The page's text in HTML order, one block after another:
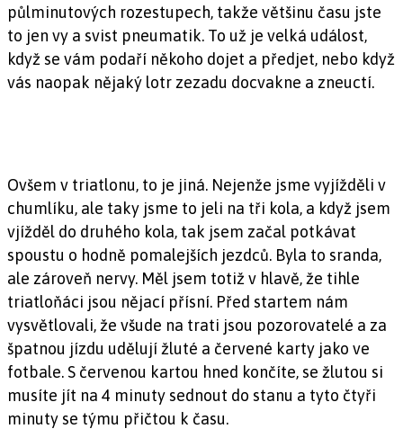
půlminutových rozestupech, takže většinu času jste
to jen vy a svist pneumatik. To už je velká událost,
když se vám podaří někoho dojet a předjet, nebo když
vás naopak nějaký lotr zezadu docvakne a zneuctí.
Ovšem v triatlonu, to je jiná. Nejenže jsme vyjížděli v
chumlíku, ale taky jsme to jeli na tři kola, a když jsem
vjížděl do druhého kola, tak jsem začal potkávat
spoustu o hodně pomalejších jezdců. Byla to sranda,
ale zároveň nervy. Měl jsem totiž v hlavě, že tihle
triatloňáci jsou nějací přísní. Před startem nám
vysvětlovali, že všude na trati jsou pozorovatelé a za
špatnou jízdu udělují žluté a červené karty jako ve
fotbale. S červenou kartou hned končíte, se žlutou si
musíte jít na 4 minuty sednout do stanu a tyto čtyři
minuty se týmu přičtou k času.